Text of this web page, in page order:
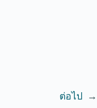
ต่อไป →